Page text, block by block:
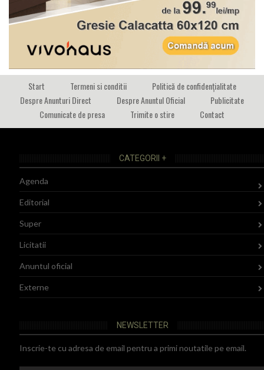
Start Termeni si conditii
Politică de confidențialitate
Despre Anunturi Direct
Despre Anuntul Oficial
Publicitate
Comunicate de presa
Trimite o stire Contact
CATEGORII +
Agenda
Editorial
Super
Licitatii
Anuntul oficial
Externe
NEWSLETTER
Inscrie-te cu adresa de email pentru a primi noutatile pe email.